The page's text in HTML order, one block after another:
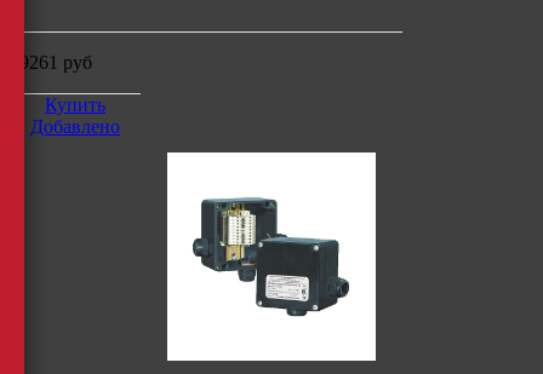
19261 руб
Купить
Добавлено